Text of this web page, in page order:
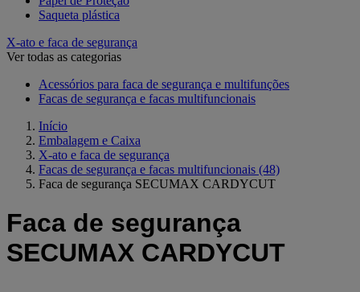
Saqueta plástica
X-ato e faca de segurança
Ver todas as categorias
Acessórios para faca de segurança e multifunções
Facas de segurança e facas multifuncionais
Início
Embalagem e Caixa
X-ato e faca de segurança
Facas de segurança e facas multifuncionais (48)
Faca de segurança SECUMAX CARDYCUT
Faca de segurança
SECUMAX CARDYCUT